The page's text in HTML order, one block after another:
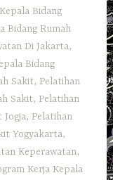
Bidang
Bidang Rumah
Di Jakarta,
Bidang
Sakit, Pelatihan
Sakit‎, Pelatihan
Jogja, Pelatihan
Yogyakarta,
Keperawatan,
Kerja Kepala